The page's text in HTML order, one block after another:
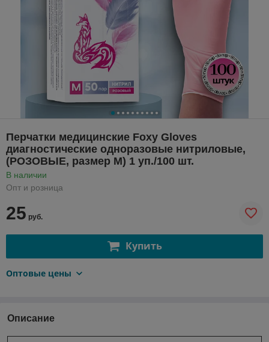
Перчатки медицинские Foxy Gloves
диагностические одноразовые нитриловые,
(РОЗОВЫЕ, размер М) 1 уп./100 шт.
В наличии
Опт и розница
25 руб.
Купить
Оптовые цены
Описание